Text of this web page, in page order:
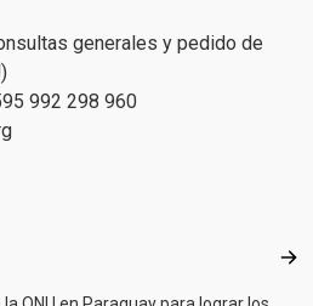
generales y pedido de
992 298 960